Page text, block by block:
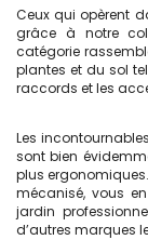
Ceux qui opèrent
grâce à notre
catégorie
plantes et du sol
raccords et les
Les
sont bien
plus
mécanisé, vous
jardin
d’autres marques